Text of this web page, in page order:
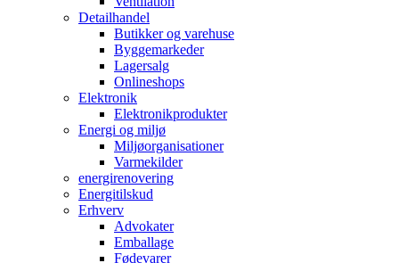
Detailhandel
Butikker og varehuse
Byggemarkeder
Lagersalg
Onlineshops
Elektronik
Elektronikprodukter
Energi og miljø
Miljøorganisationer
Varmekilder
energirenovering
Energitilskud
Erhverv
Advokater
Emballage
Fødevarer